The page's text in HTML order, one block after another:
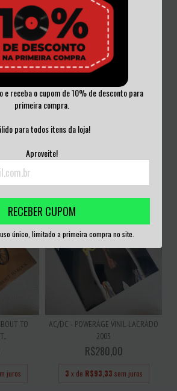
e receba o cupom de 10% de desconto para
primeira compra.
para todos itens da loja!
Aproveite!
RECEBER CUPOM
único, limitado a primeira compra no site.
juros
LACRADO 20...
TO
juros
AC/DC - POWERAGE VINIL LACRADO
2003
R$280,00
3 x de R$93,33 sem juros